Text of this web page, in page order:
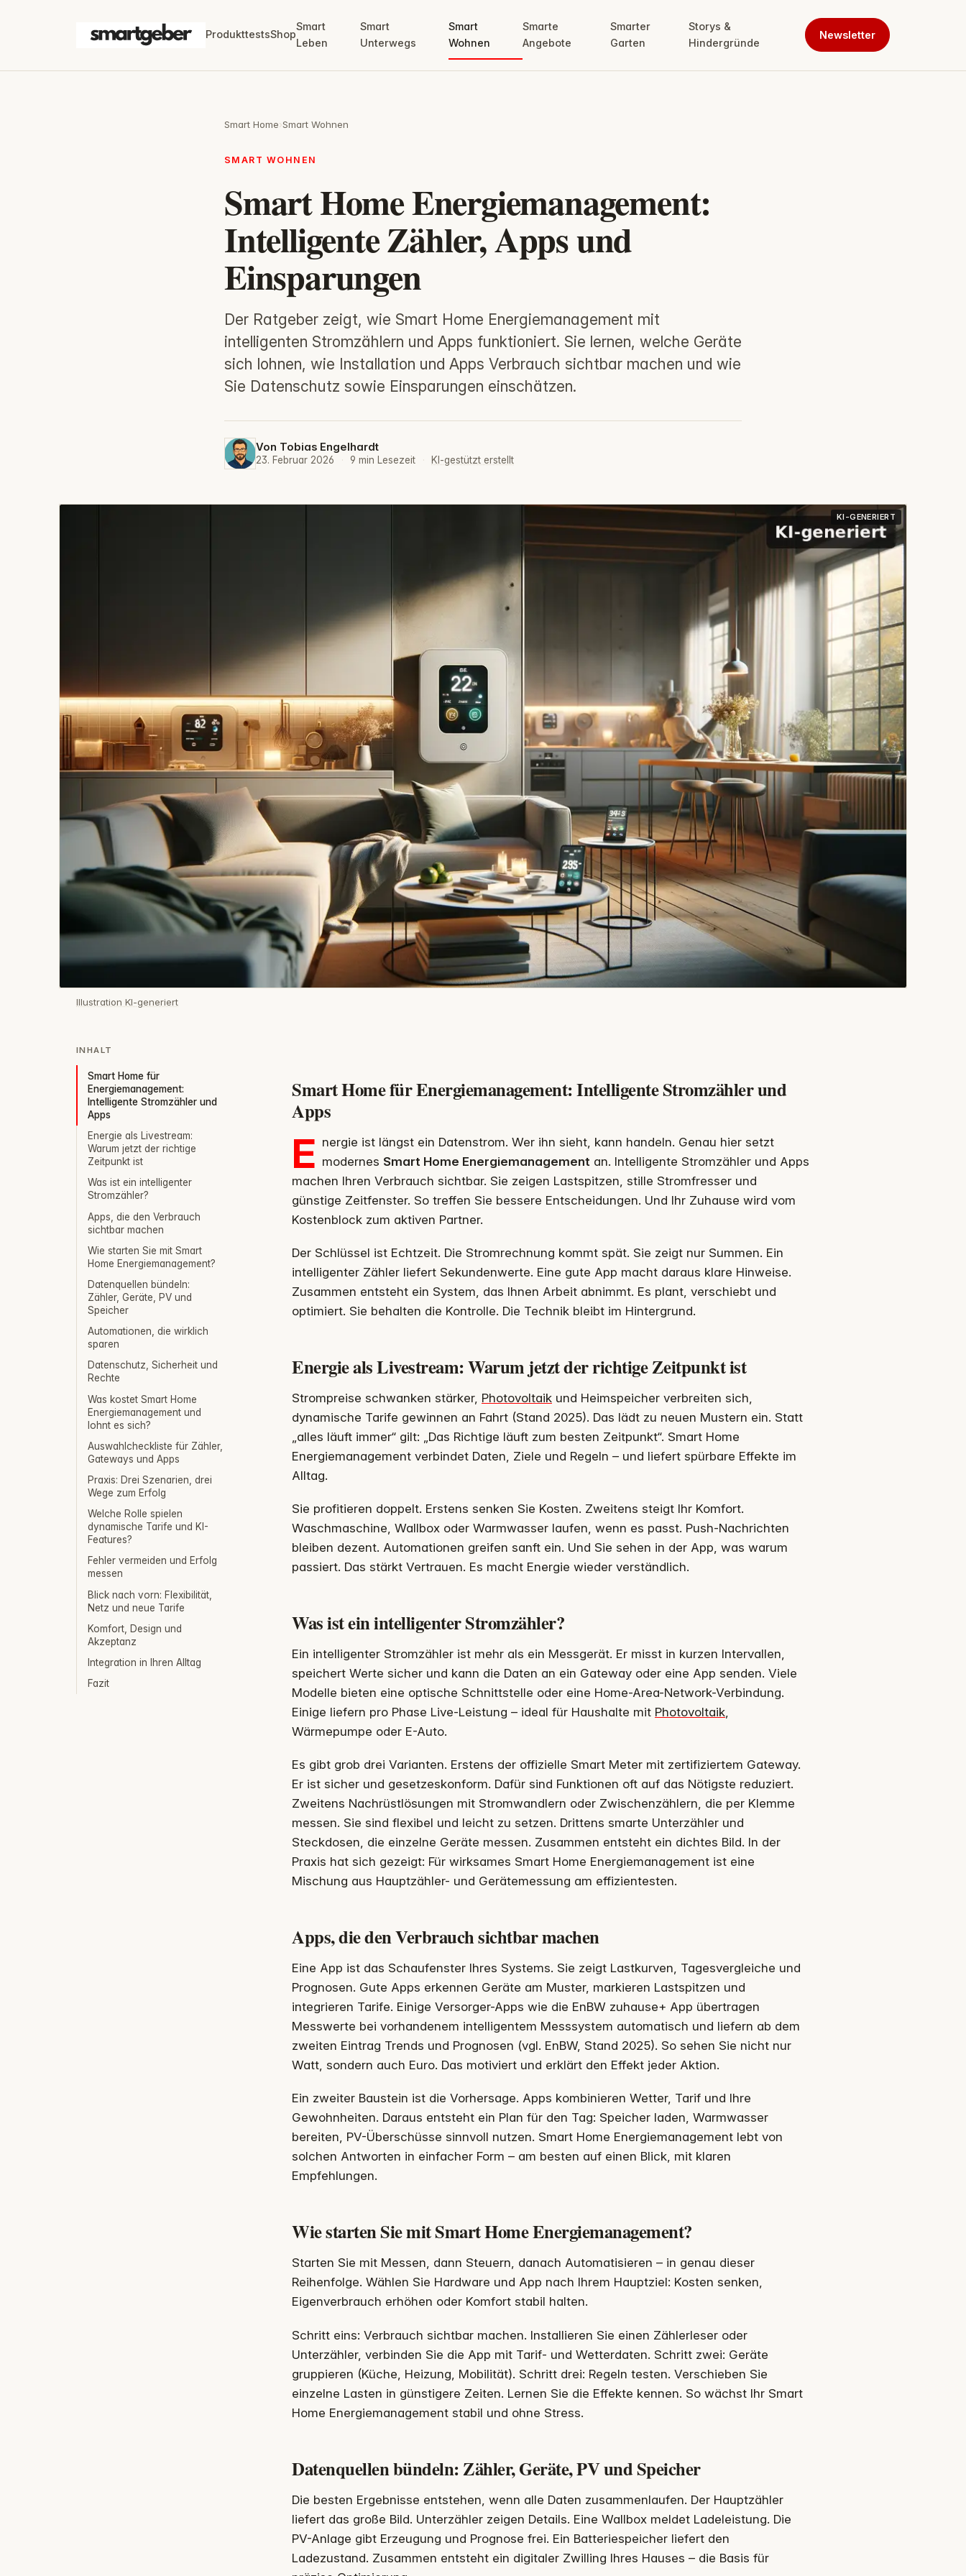
ProdukttestsShop
Smart
Leben
Smart
Unterwegs
Smart
Wohnen
Smarte
Angebote
Smarter
Garten
Storys &
Hindergründe
Newsletter
Smart Home›Smart Wohnen
SMART WOHNEN
Smart Home Energiemanagement:
Intelligente Zähler, Apps und
Einsparungen
Der Ratgeber zeigt, wie Smart Home Energiemanagement mit
intelligenten Stromzählern und Apps funktioniert. Sie lernen, welche Geräte
sich lohnen, wie Installation und Apps Verbrauch sichtbar machen und wie
Sie Datenschutz sowie Einsparungen einschätzen.
Von Tobias Engelhardt
23. Februar 2026 · 9 min Lesezeit · KI-gestützt erstellt
KI-GENERIERT
Illustration KI-generiert
INHALT
Smart Home für
Energiemanagement:
Intelligente Stromzähler und
Apps
Energie als Livestream:
Warum jetzt der richtige
Zeitpunkt ist
Was ist ein intelligenter
Stromzähler?
Apps, die den Verbrauch
sichtbar machen
Wie starten Sie mit Smart
Home Energiemanagement?
Datenquellen bündeln:
Zähler, Geräte, PV und
Speicher
Automationen, die wirklich
sparen
Datenschutz, Sicherheit und
Rechte
Was kostet Smart Home
Energiemanagement und
lohnt es sich?
Auswahlcheckliste für Zähler,
Gateways und Apps
Praxis: Drei Szenarien, drei
Wege zum Erfolg
Welche Rolle spielen
dynamische Tarife und KI-
Features?
Fehler vermeiden und Erfolg
messen
Blick nach vorn: Flexibilität,
Netz und neue Tarife
Komfort, Design und
Akzeptanz
Integration in Ihren Alltag
Fazit
Smart Home für Energiemanagement: Intelligente Stromzähler und
Apps
E nergie ist längst ein Datenstrom. Wer ihn sieht, kann handeln. Genau hier setzt
modernes Smart Home Energiemanagement an. Intelligente Stromzähler und Apps
machen Ihren Verbrauch sichtbar. Sie zeigen Lastspitzen, stille Stromfresser und
günstige Zeitfenster. So treffen Sie bessere Entscheidungen. Und Ihr Zuhause wird vom
Kostenblock zum aktiven Partner.
Der Schlüssel ist Echtzeit. Die Stromrechnung kommt spät. Sie zeigt nur Summen. Ein
intelligenter Zähler liefert Sekundenwerte. Eine gute App macht daraus klare Hinweise.
Zusammen entsteht ein System, das Ihnen Arbeit abnimmt. Es plant, verschiebt und
optimiert. Sie behalten die Kontrolle. Die Technik bleibt im Hintergrund.
Energie als Livestream: Warum jetzt der richtige Zeitpunkt ist
Strompreise schwanken stärker, Photovoltaik und Heimspeicher verbreiten sich,
dynamische Tarife gewinnen an Fahrt (Stand 2025). Das lädt zu neuen Mustern ein. Statt
„alles läuft immer“ gilt: „Das Richtige läuft zum besten Zeitpunkt“. Smart Home
Energiemanagement verbindet Daten, Ziele und Regeln – und liefert spürbare Effekte im
Alltag.
Sie profitieren doppelt. Erstens senken Sie Kosten. Zweitens steigt Ihr Komfort.
Waschmaschine, Wallbox oder Warmwasser laufen, wenn es passt. Push-Nachrichten
bleiben dezent. Automationen greifen sanft ein. Und Sie sehen in der App, was warum
passiert. Das stärkt Vertrauen. Es macht Energie wieder verständlich.
Was ist ein intelligenter Stromzähler?
Ein intelligenter Stromzähler ist mehr als ein Messgerät. Er misst in kurzen Intervallen,
speichert Werte sicher und kann die Daten an ein Gateway oder eine App senden. Viele
Modelle bieten eine optische Schnittstelle oder eine Home-Area-Network-Verbindung.
Einige liefern pro Phase Live-Leistung – ideal für Haushalte mit Photovoltaik,
Wärmepumpe oder E-Auto.
Es gibt grob drei Varianten. Erstens der offizielle Smart Meter mit zertifiziertem Gateway.
Er ist sicher und gesetzeskonform. Dafür sind Funktionen oft auf das Nötigste reduziert.
Zweitens Nachrüstlösungen mit Stromwandlern oder Zwischenzählern, die per Klemme
messen. Sie sind flexibel und leicht zu setzen. Drittens smarte Unterzähler und
Steckdosen, die einzelne Geräte messen. Zusammen entsteht ein dichtes Bild. In der
Praxis hat sich gezeigt: Für wirksames Smart Home Energiemanagement ist eine
Mischung aus Hauptzähler- und Gerätemessung am effizientesten.
Apps, die den Verbrauch sichtbar machen
Eine App ist das Schaufenster Ihres Systems. Sie zeigt Lastkurven, Tagesvergleiche und
Prognosen. Gute Apps erkennen Geräte am Muster, markieren Lastspitzen und
integrieren Tarife. Einige Versorger-Apps wie die EnBW zuhause+ App übertragen
Messwerte bei vorhandenem intelligentem Messsystem automatisch und liefern ab dem
zweiten Eintrag Trends und Prognosen (vgl. EnBW, Stand 2025). So sehen Sie nicht nur
Watt, sondern auch Euro. Das motiviert und erklärt den Effekt jeder Aktion.
Ein zweiter Baustein ist die Vorhersage. Apps kombinieren Wetter, Tarif und Ihre
Gewohnheiten. Daraus entsteht ein Plan für den Tag: Speicher laden, Warmwasser
bereiten, PV-Überschüsse sinnvoll nutzen. Smart Home Energiemanagement lebt von
solchen Antworten in einfacher Form – am besten auf einen Blick, mit klaren
Empfehlungen.
Wie starten Sie mit Smart Home Energiemanagement?
Starten Sie mit Messen, dann Steuern, danach Automatisieren – in genau dieser
Reihenfolge. Wählen Sie Hardware und App nach Ihrem Hauptziel: Kosten senken,
Eigenverbrauch erhöhen oder Komfort stabil halten.
Schritt eins: Verbrauch sichtbar machen. Installieren Sie einen Zählerleser oder
Unterzähler, verbinden Sie die App mit Tarif- und Wetterdaten. Schritt zwei: Geräte
gruppieren (Küche, Heizung, Mobilität). Schritt drei: Regeln testen. Verschieben Sie
einzelne Lasten in günstigere Zeiten. Lernen Sie die Effekte kennen. So wächst Ihr Smart
Home Energiemanagement stabil und ohne Stress.
Datenquellen bündeln: Zähler, Geräte, PV und Speicher
Die besten Ergebnisse entstehen, wenn alle Daten zusammenlaufen. Der Hauptzähler
liefert das große Bild. Unterzähler zeigen Details. Eine Wallbox meldet Ladeleistung. Die
PV-Anlage gibt Erzeugung und Prognose frei. Ein Batteriespeicher liefert den
Ladezustand. Zusammen entsteht ein digitaler Zwilling Ihres Hauses – die Basis für